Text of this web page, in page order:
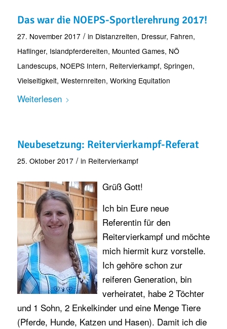
Das war die NOEPS-Sportlerehrung 2017!
27. November 2017 / in Distanzreiten, Dressur, Fahren,
Haflinger, Islandpferdereiten, Mounted Games, NÖ
Landescups, NOEPS Intern, Reitervierkampf, Springen,
Vielseitigkeit, Westernreiten, Working Equitation
Weiterlesen
Neubesetzung: Reitervierkampf-Referat
25. Oktober 2017 / in Reitervierkampf
Grüß Gott!
Ich bin Eure neue
Referentin für den
Reitervierkampf und möchte
mich hiermit kurz vorstelle.
Ich gehöre schon zur
reiferen Generation, bin
verheiratet, habe 2 Töchter
und 1 Sohn, 2 Enkelkinder und eine Menge Tiere
(Pferde, Hunde, Katzen und Hasen). Damit ich die